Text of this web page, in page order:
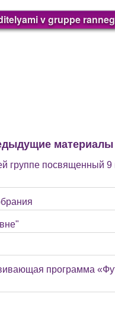
v gruppe
материалы
группе посвященный
программа